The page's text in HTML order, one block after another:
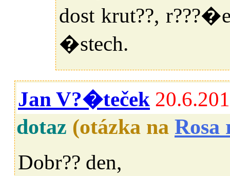
dost krut??,
�stech.
Jan V?�teček
dotaz (otázka na Rosa
Dobr?? den,